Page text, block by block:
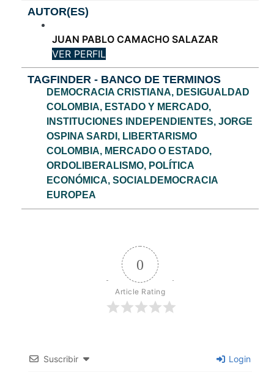
AUTOR(ES)
JUAN PABLO CAMACHO SALAZAR
VER PERFIL
TAGFINDER - BANCO DE TERMINOS
DEMOCRACIA CRISTIANA, DESIGUALDAD
COLOMBIA, ESTADO Y MERCADO,
INSTITUCIONES INDEPENDIENTES, JORGE
OSPINA SARDI , LIBERTARISMO
COLOMBIA, MERCADO O ESTADO,
ORDOLIBERALISMO, POLÍTICA
ECONÓMICA, SOCIALDEMOCRACIA
EUROPEA
0
Article Rating
Suscribir Login